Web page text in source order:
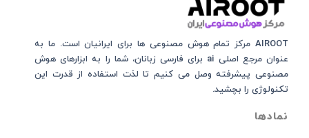
AIROOT مرکز تمام هوش مصنوعی‌‌‌ ها برای ایرانیان است. ما به
عنوان مرجع اصلی ai برای فارسی زبانان، شما را به ابزارهای هوش
مصنوعی پیشرفته وصل می کنیم تا لذت استفاده از قدرت این
تکنولوژی را بچشید.
نمادها